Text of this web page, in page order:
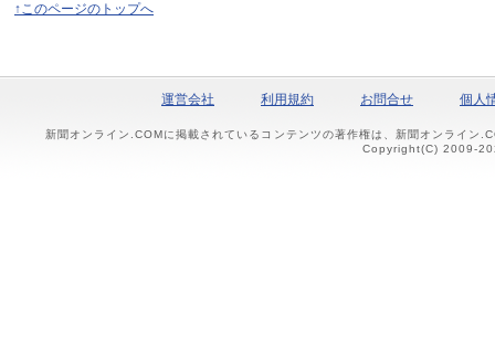
↑このページのトップへ
運営会社 利用規約 お問合せ 個人
新聞オンライン.COMに掲載されているコンテンツの著作権は、新聞オンライン
Copyright(C) 2009-